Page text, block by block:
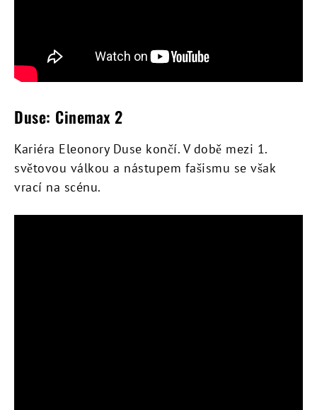
Duse: Cinemax 2
Kariéra Eleonory Duse končí. V době mezi 1.
světovou válkou a nástupem fašismu se však
vrací na scénu.